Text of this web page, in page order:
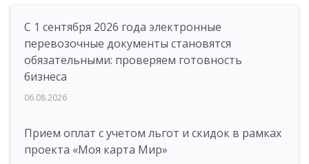
С 1 сентября 2026 года электронные
перевозочные документы становятся
обязательными: проверяем готовность
бизнеса
06.08.2026
Прием оплат с учетом льгот и скидок в рамках
проекта «Моя карта Мир»